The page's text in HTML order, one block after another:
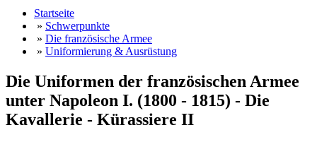
Startseite
» Schwerpunkte
» Die französische Armee
» Uniformierung & Ausrüstung
Die Uniformen der französischen Armee
unter Napoleon I. (1800 - 1815) - Die
Kavallerie - Kürassiere II